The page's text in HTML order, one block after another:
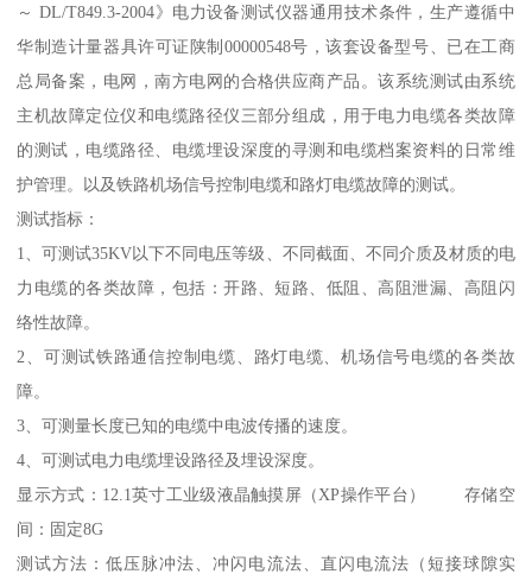
～ DL/T849.3-2004》电力设备测试仪器通用技术条件，生产遵循中
华制造计量器具许可证陕制00000548号，该套设备型号、已在工商
总局备案，电网，南方电网的合格供应商产品。该系统测试由系统
主机故障定位仪和电缆路径仪三部分组成，用于电力电缆各类故障
的测试，电缆路径、电缆埋设深度的寻测和电缆档案资料的日常维
护管理。以及铁路机场信号控制电缆和路灯电缆故障的测试。
测试指标：
1、可测试35KV以下不同电压等级、不同截面、不同介质及材质的电
力电缆的各类故障，包括：开路、短路、低阻、高阻泄漏、高阻闪
络性故障。
2、可测试铁路通信控制电缆、路灯电缆、机场信号电缆的各类故
障。
3、可测量长度已知的电缆中电波传播的速度。
4、可测试电力电缆埋设路径及埋设深度。
显示方式：12.1英寸工业级液晶触摸屏（XP操作平台） 存储空
间：固定8G
测试方法：低压脉冲法、冲闪电流法、直闪电流法（短接球隙实